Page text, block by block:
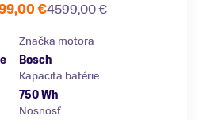
4599,00 €
€
Značka motora
Bosch
Kapacita batérie
750 Wh
Nosnosť